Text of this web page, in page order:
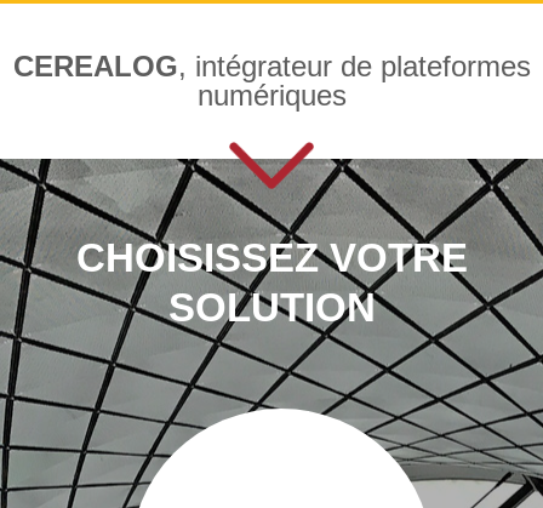
CEREALOG, intégrateur de plateformes
numériques
CHOISISSEZ VOTRE
SOLUTION